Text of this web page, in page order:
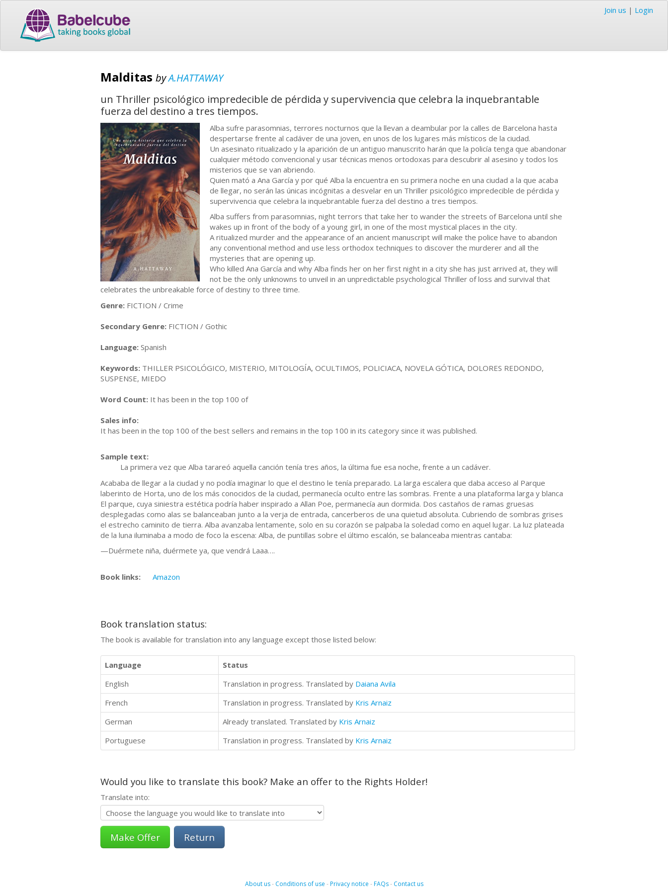
Join us | Login
Malditas byA.HATTAWAY
un Thriller psicológico impredecible de pérdida y supervivencia que celebra la inquebrantable
fuerza del destino a tres tiempos.
Alba sufre parasomnias, terrores nocturnos que la llevan a deambular por la calles de Barcelona hasta
despertarse frente al cadáver de una joven, en unos de los lugares más místicos de la ciudad.
Un asesinato ritualizado y la aparición de un antiguo manuscrito harán que la policía tenga que abandonar
cualquier método convencional y usar técnicas menos ortodoxas para descubrir al asesino y todos los
misterios que se van abriendo.
Quien mató a Ana García y por qué Alba la encuentra en su primera noche en una ciudad a la que acaba
de llegar, no serán las únicas incógnitas a desvelar en un Thriller psicológico impredecible de pérdida y
supervivencia que celebra la inquebrantable fuerza del destino a tres tiempos.
Alba suffers from parasomnias, night terrors that take her to wander the streets of Barcelona until she
wakes up in front of the body of a young girl, in one of the most mystical places in the city.
A ritualized murder and the appearance of an ancient manuscript will make the police have to abandon
any conventional method and use less orthodox techniques to discover the murderer and all the
mysteries that are opening up.
Who killed Ana García and why Alba finds her on her first night in a city she has just arrived at, they will
not be the only unknowns to unveil in an unpredictable psychological Thriller of loss and survival that
celebrates the unbreakable force of destiny to three time.
Genre: FICTION / Crime
Secondary Genre: FICTION / Gothic
Language: Spanish
Keywords: THILLER PSICOLÓGICO, MISTERIO, MITOLOGÍA, OCULTIMOS, POLICIACA, NOVELA GÓTICA, DOLORES REDONDO,
SUSPENSE, MIEDO
Word Count: It has been in the top 100 of
Sales info:
It has been in the top 100 of the best sellers and remains in the top 100 in its category since it was published.
Sample text:
La primera vez que Alba tarareó aquella canción tenía tres años, la última fue esa noche, frente a un cadáver.
Acababa de llegar a la ciudad y no podía imaginar lo que el destino le tenía preparado. La larga escalera que daba acceso al Parque
laberinto de Horta, uno de los más conocidos de la ciudad, permanecía oculto entre las sombras. Frente a una plataforma larga y blanca
El parque, cuya siniestra estética podría haber inspirado a Allan Poe, permanecía aun dormida. Dos castaños de ramas gruesas
desplegadas como alas se balanceaban junto a la verja de entrada, cancerberos de una quietud absoluta. Cubriendo de sombras grises
el estrecho caminito de tierra. Alba avanzaba lentamente, solo en su corazón se palpaba la soledad como en aquel lugar. La luz plateada
de la luna iluminaba a modo de foco la escena: Alba, de puntillas sobre el último escalón, se balanceaba mientras cantaba:
—Duérmete niña, duérmete ya, que vendrá Laaa….
Book links: Amazon
Book translation status:
The book is available for translation into any language except those listed below:
Language
Status
English
Translation in progress. Translated by Daiana Avila
French
Translation in progress. Translated by Kris Arnaiz
German
Already translated. Translated by Kris Arnaiz
Portuguese
Translation in progress. Translated by Kris Arnaiz
Would you like to translate this book? Make an offer to the Rights Holder!
Translate into:
Return
About us- Conditions of use -Privacy notice -FAQs- Contact us